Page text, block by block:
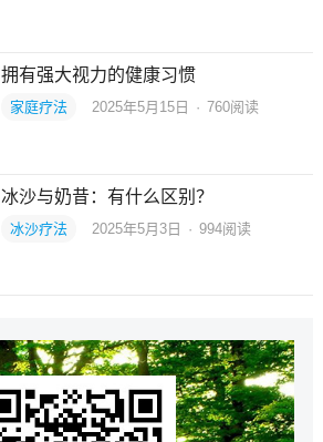
拥有强大视力的健康习惯
家庭疗法 2025年5月15日 · 760阅读
冰沙与奶昔：有什么区别？
冰沙疗法 2025年5月3日 · 994阅读